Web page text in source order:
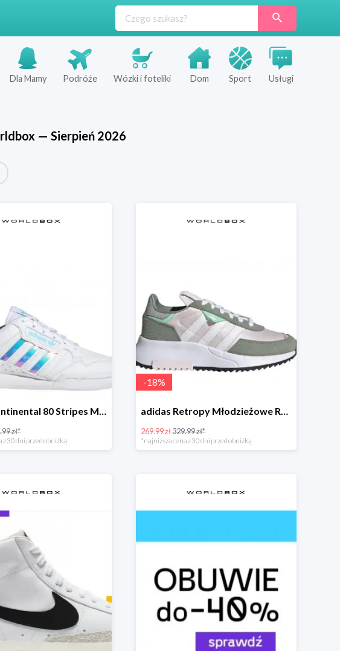
Dla Mamy Podróże Wózki i foteliki Dom Sport Usługi
— Sierpień 2026
adidas Continental 80 Stripes Młodzieżowe Białe
zł*
z 30 dni przed obniżką
-18%
adidas Retropy Młodzieżowe Różowe
269.99 zł329.99 zł*
*najniższa cena z 30 dni przed obniżką